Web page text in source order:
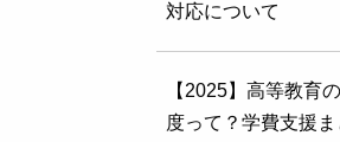
対応について
【2025】高等教育
度って？学費支援